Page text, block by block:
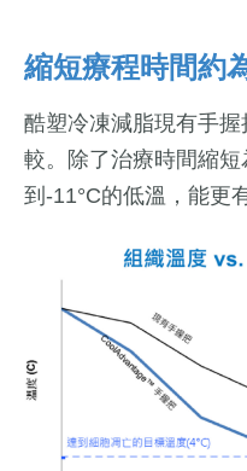
縮短療程時間約
酷塑冷凍減脂現有手
較。除了治療時間縮
到-11°C的低溫，能更